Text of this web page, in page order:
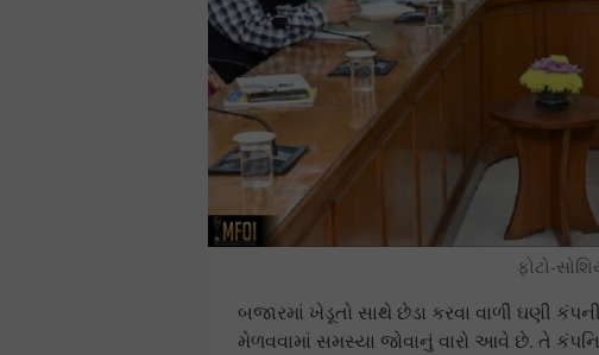
ફોટો-
બજારમાં ખેડૂતો સાથે છેડા કરવા વાળી ઘણી
મેળવવામાં સમસ્યા જોવાનું વારો આવે છે. તે